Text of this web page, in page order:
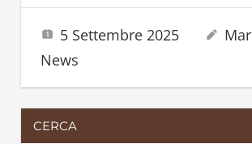
5 Settembre 2025
News
CERCA